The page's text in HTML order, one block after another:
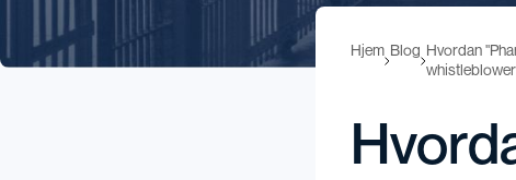
Hjem Blog Hvordan